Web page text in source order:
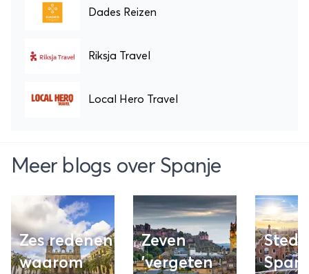
Dades Reizen
Riksja Travel
Local Hero Travel
Meer blogs over Spanje
Zes redenen
waarom
Zeven
'vergeten